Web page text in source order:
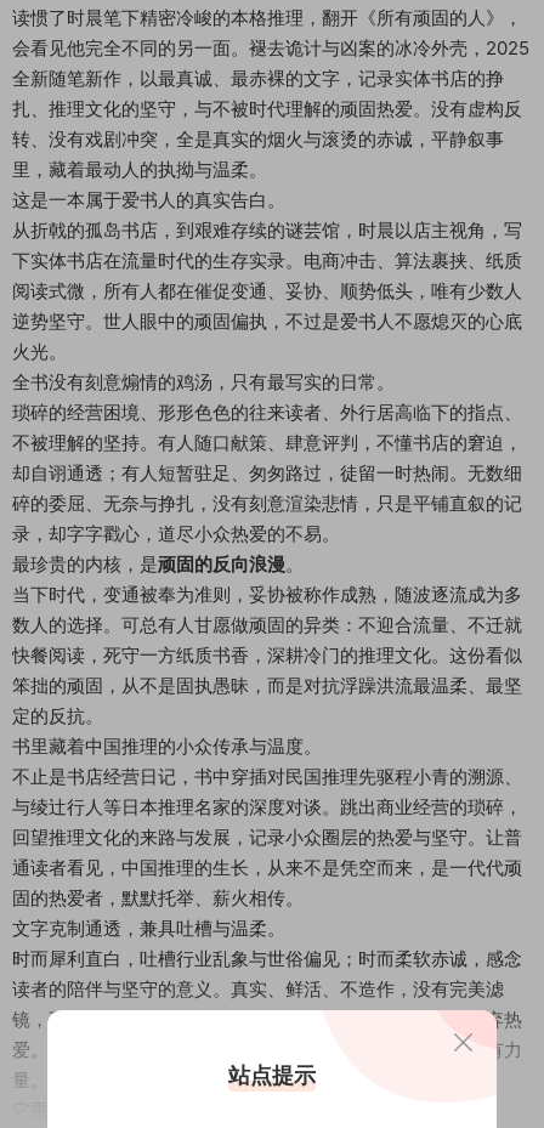
读惯了时晨笔下精密冷峻的本格推理，翻开《所有顽固的人》，
会看见他完全不同的另一面。褪去诡计与凶案的冰冷外壳，2025
全新随笔新作，以最真诚、最赤裸的文字，记录实体书店的挣
扎、推理文化的坚守，与不被时代理解的顽固热爱。没有虚构反
转、没有戏剧冲突，全是真实的烟火与滚烫的赤诚，平静叙事
里，藏着最动人的执拗与温柔。
这是一本属于爱书人的真实告白。
从折戟的孤岛书店，到艰难存续的谜芸馆，时晨以店主视角，写
下实体书店在流量时代的生存实录。电商冲击、算法裹挟、纸质
阅读式微，所有人都在催促变通、妥协、顺势低头，唯有少数人
逆势坚守。世人眼中的顽固偏执，不过是爱书人不愿熄灭的心底
火光。
全书没有刻意煽情的鸡汤，只有最写实的日常。
琐碎的经营困境、形形色色的往来读者、外行居高临下的指点、
不被理解的坚持。有人随口献策、肆意评判，不懂书店的窘迫，
却自诩通透；有人短暂驻足、匆匆路过，徒留一时热闹。无数细
碎的委屈、无奈与挣扎，没有刻意渲染悲情，只是平铺直叙的记
录，却字字戳心，道尽小众热爱的不易。
最珍贵的内核，是顽固的反向浪漫。
当下时代，变通被奉为准则，妥协被称作成熟，随波逐流成为多
数人的选择。可总有人甘愿做顽固的异类：不迎合流量、不迁就
快餐阅读，死守一方纸质书香，深耕冷门的推理文化。这份看似
笨拙的顽固，从不是固执愚昧，而是对抗浮躁洪流最温柔、最坚
定的反抗。
书里藏着中国推理的小众传承与温度。
不止是书店经营日记，书中穿插对民国推理先驱程小青的溯源、
与绫辻行人等日本推理名家的深度对谈。跳出商业经营的琐碎，
回望推理文化的来路与发展，记录小众圈层的热爱与坚守。让普
通读者看见，中国推理的生长，从来不是凭空而来，是一代代顽
固的热爱者，默默托举、薪火相传。
文字克制通透，兼具吐槽与温柔。
时而犀利直白，吐槽行业乱象与世俗偏见；时而柔软赤诚，感念
读者的陪伴与坚守的意义。真实、鲜活、不造作，没有完美滤
镜，不美化困境，坦然展露所有疲惫与挣扎，却始终不曾放弃热
爱。在焦虑内卷的时代，这份纯粹的执拗，格外治愈、格外有力
量。
站点提示